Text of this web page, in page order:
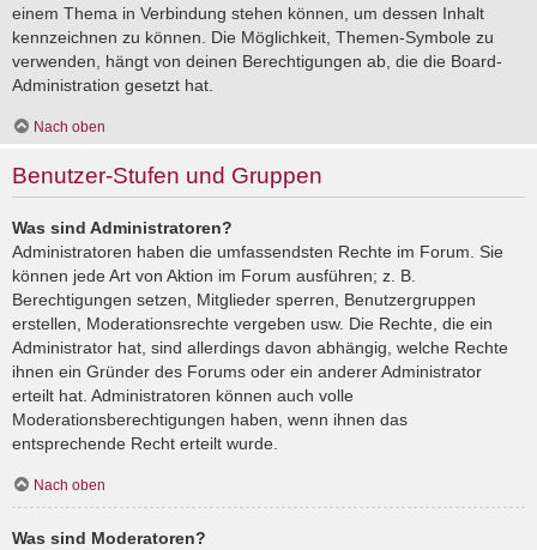
einem Thema in Verbindung stehen können, um dessen Inhalt
kennzeichnen zu können. Die Möglichkeit, Themen-Symbole zu
verwenden, hängt von deinen Berechtigungen ab, die die Board-
Administration gesetzt hat.
Nach oben
Benutzer-Stufen und Gruppen
Was sind Administratoren?
Administratoren haben die umfassendsten Rechte im Forum. Sie
können jede Art von Aktion im Forum ausführen; z. B.
Berechtigungen setzen, Mitglieder sperren, Benutzergruppen
erstellen, Moderationsrechte vergeben usw. Die Rechte, die ein
Administrator hat, sind allerdings davon abhängig, welche Rechte
ihnen ein Gründer des Forums oder ein anderer Administrator
erteilt hat. Administratoren können auch volle
Moderationsberechtigungen haben, wenn ihnen das
entsprechende Recht erteilt wurde.
Nach oben
Was sind Moderatoren?